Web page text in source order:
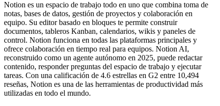
Notion es un espacio de trabajo todo en uno que combina toma de
notas, bases de datos, gestión de proyectos y colaboración en
equipo. Su editor basado en bloques te permite construir
documentos, tableros Kanban, calendarios, wikis y paneles de
control. Notion funciona en todas las plataformas principales y
ofrece colaboración en tiempo real para equipos. Notion AI,
reconstruido como un agente autónomo en 2025, puede redactar
contenido, responder preguntas del espacio de trabajo y ejecutar
tareas. Con una calificación de 4.6 estrellas en G2 entre 10,494
reseñas, Notion es una de las herramientas de productividad más
utilizadas en todo el mundo.